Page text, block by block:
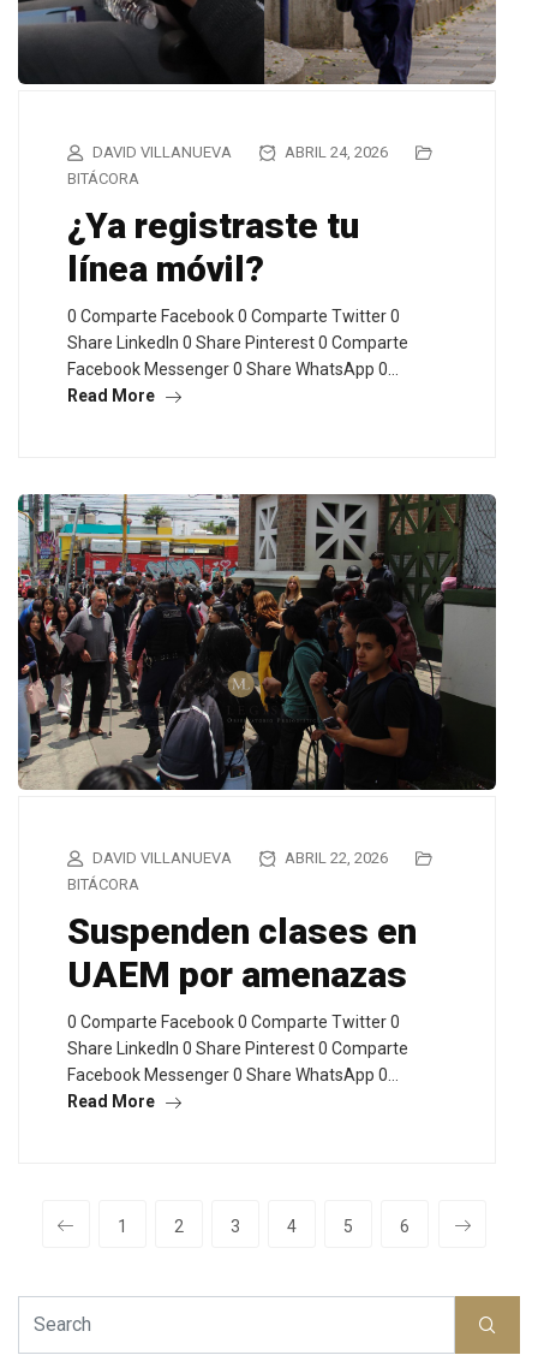
DAVID VILLANUEVA
ABRIL 24, 2026
BITÁCORA
¿Ya registraste tu
línea móvil?
0 Comparte Facebook 0 Comparte Twitter 0
Share LinkedIn 0 Share Pinterest 0 Comparte
Facebook Messenger 0 Share WhatsApp 0…
Read More
DAVID VILLANUEVA
ABRIL 22, 2026
BITÁCORA
Suspenden clases en
UAEM por amenazas
0 Comparte Facebook 0 Comparte Twitter 0
Share LinkedIn 0 Share Pinterest 0 Comparte
Facebook Messenger 0 Share WhatsApp 0…
Read More
1 2 3 4 5 6